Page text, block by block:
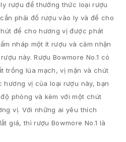
rượu để thưởng thức loại rượu
phải đổ rượu vào ly và để cho
để cho hương vị được phát
nháp một ít rượu và cảm nhận
này. Rượu Bowmore No.1 có
trồng lúa mạch, vị mặn và chút
vị của loại rượu này, bạn
phòng và kèm với một chút
vị. Với những ai yêu thích
giá, thì rượu Bowmore No.1 là